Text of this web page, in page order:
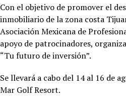
Con el objetivo de promover el
inmobiliario de la zona costa
Asociación Mexicana de
apoyo de patrocinadores,
“Tu futuro de inversión”.
Se llevará a cabo del 14 al 16 de
Mar Golf Resort.